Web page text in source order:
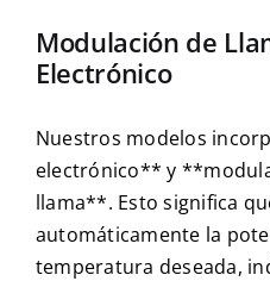
Modulación de
Electrónico
Nuestros modelos
electrónico** y
llama**. Esto significa
automáticamente la
temperatura deseada,